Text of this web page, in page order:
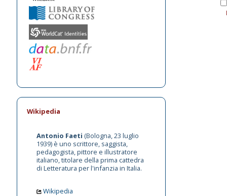
Wikipedia
Antonio Faeti (Bologna, 23 luglio
1939) è uno scrittore, saggista,
pedagogista, pittore e illustratore
italiano, titolare della prima cattedra
di Letteratura per l'infanzia in Italia.
Wikipedia